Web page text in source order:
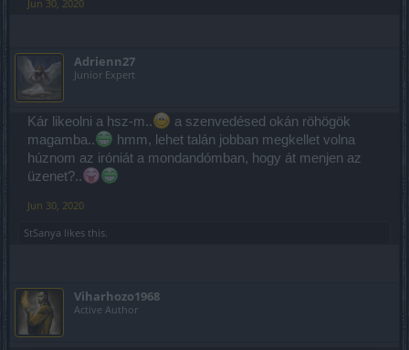
Jun 30, 2020
Adrienn27
Junior Expert
Kár likeolni a hsz-m..
a szenvedésed okán röhögök
magamba..
hmm, lehet talán jobban megkellet volna
húznom az iróniát a mondandómban, hogy át menjen az
üzenet?..
Jun 30, 2020
StSanya likes this.
Viharhozo1968
Active Author